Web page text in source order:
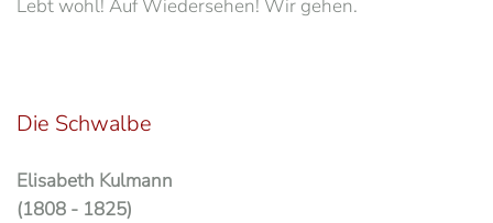
Lebt wohl! Auf Wiedersehen! Wir gehen.
Die Schwalbe
Elisabeth Kulmann
(1808 - 1825)